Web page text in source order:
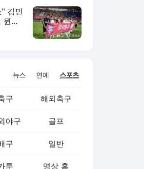
김민
헨
식
뉴스 연예 스포츠
구 해외축구
야구 골프
구 일반
툰 영상 홈